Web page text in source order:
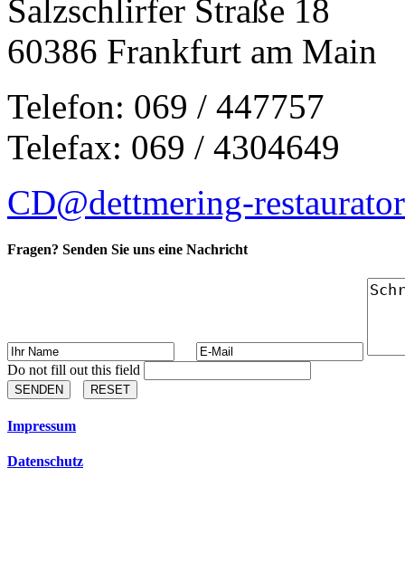
Salzschlirfer Straße 18
60386 Frankfurt am Main
Telefon: 069 / 447757
Telefax: 069 / 4304649
CD@dettmering-
Fragen? Senden Sie uns eine Nachricht
Do not fill out this field
SENDEN RESET
Impressum
Datenschutz